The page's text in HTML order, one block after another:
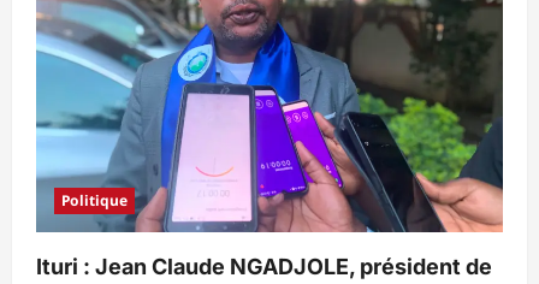
Politique
Ituri : Jean Claude NGADJOLE, président de